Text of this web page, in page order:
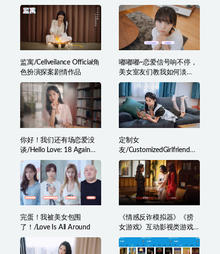
纯净手机畅玩
版永久免费
监寓/Cellveilance Official角
色扮演探案剧情作品
嘟嘟嘟~恋爱信号响不停，
美女室友们教我如何淡
定？
你好！我们还有场恋爱没
谈/Hello Love: 18 Again意
外重回18岁的你
定制女
友/CustomizedGirlfriend成
为了机械美女的主人
完蛋！我被美女包围
了！/Love Is All Around
《情感反诈模拟器》《捞
女游戏》互动影视类游戏
学习版